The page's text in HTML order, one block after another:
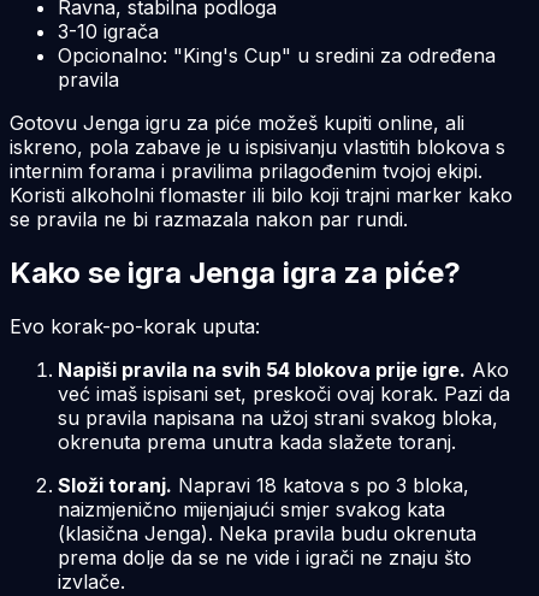
Ravna, stabilna podloga
3-10 igrača
Opcionalno: "King's Cup" u sredini za određena
pravila
Gotovu Jenga igru za piće možeš kupiti online, ali
iskreno, pola zabave je u ispisivanju vlastitih blokova s
internim forama i pravilima prilagođenim tvojoj ekipi.
Koristi alkoholni flomaster ili bilo koji trajni marker kako
se pravila ne bi razmazala nakon par rundi.
Kako se igra Jenga igra za piće?
Evo korak-po-korak uputa:
Napiši pravila na svih 54 blokova prije igre. Ako
već imaš ispisani set, preskoči ovaj korak. Pazi da
su pravila napisana na užoj strani svakog bloka,
okrenuta prema unutra kada slažete toranj.
Složi toranj. Napravi 18 katova s po 3 bloka,
naizmjenično mijenjajući smjer svakog kata
(klasična Jenga). Neka pravila budu okrenuta
prema dolje da se ne vide i igrači ne znaju što
izvlače.